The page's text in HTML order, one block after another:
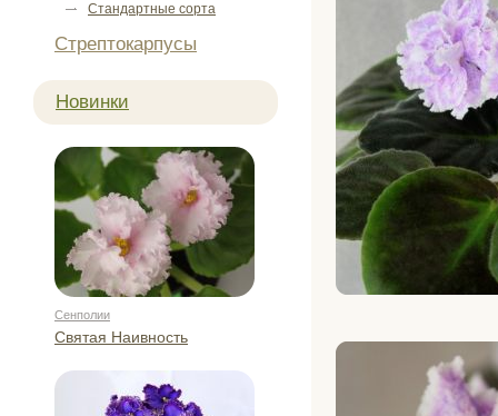
Стандартные сорта
Стрептокарпусы
Новинки
Сенполии
Святая Наивность